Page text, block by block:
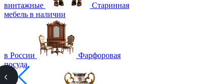
винтажные
Старинная
мебель в наличии
в России
Фарфоровая
посуда,